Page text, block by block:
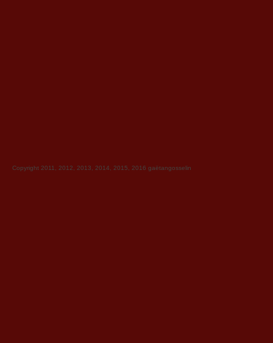
Copyright 2011, 2012, 2013, 2014, 2015, 2016 gaëtangosselin